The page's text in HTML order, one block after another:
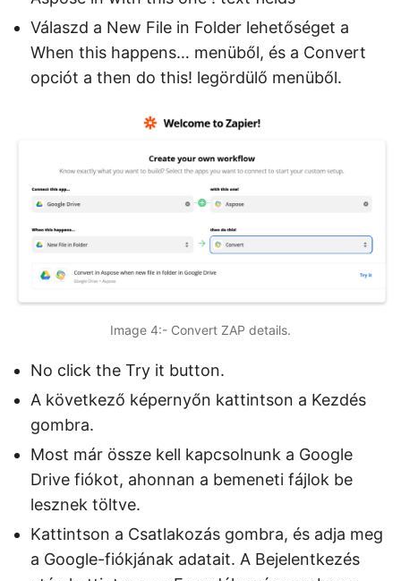
Válaszd a New File in Folder lehetőséget a
When this happens… menüből, és a Convert
opciót a then do this! legördülő menüből.
Image 4:- Convert ZAP details.
No click the Try it button.
A következő képernyőn kattintson a Kezdés
gombra.
Most már össze kell kapcsolnunk a Google
Drive fiókot, ahonnan a bemeneti fájlok be
lesznek töltve.
Kattintson a Csatlakozás gombra, és adja meg
a Google-fiókjának adatait. A Bejelentkezés